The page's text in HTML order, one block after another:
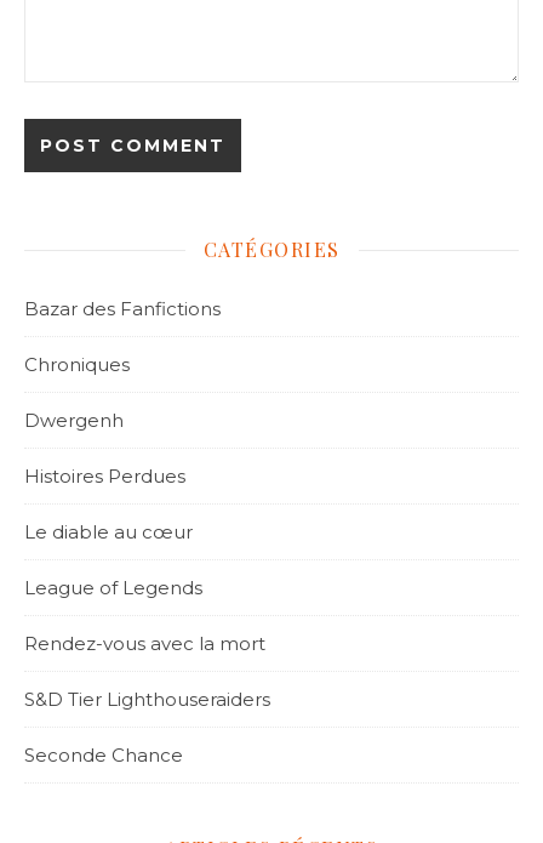
CATÉGORIES
Bazar des Fanfictions
Chroniques
Dwergenh
Histoires Perdues
Le diable au cœur
League of Legends
Rendez-vous avec la mort
S&D Tier Lighthouseraiders
Seconde Chance